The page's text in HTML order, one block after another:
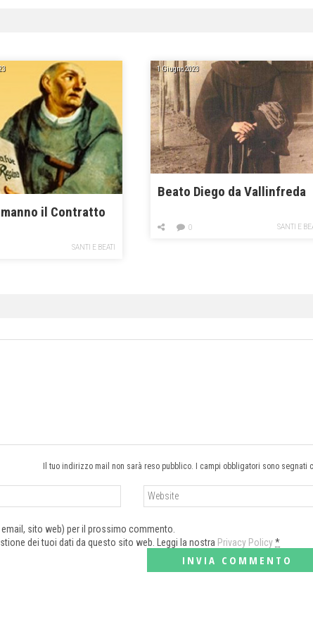
il Contratto
SANTI E BEATI
1 Giugno 2023
Beato Diego da Vallinfreda
SANTI E
0
Il tuo indirizzo mail non sarà reso pubblico. I campi obbligatori sono segnati
sito web) per il prossimo commento.
dei tuoi dati da questo sito web. Leggi la nostra Privacy Policy*